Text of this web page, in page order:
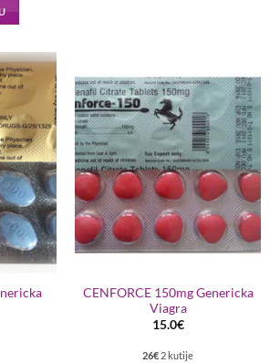
CENFORCE 150mg Genericka
Viagra
15.0€
26€ 2 kutije